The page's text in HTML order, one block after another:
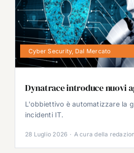
Cyber Security, Dal Mercato
Dynatrace introduce nuovi
L'obbiettivo è automatizzare la
incidenti IT.
28 Luglio 2026 · A cura della